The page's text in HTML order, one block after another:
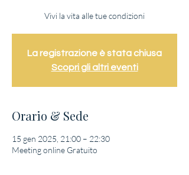
Vivi la vita alle tue condizioni
La registrazione è stata chiusa
Scopri gli altri eventi
Orario & Sede
15 gen 2025, 21:00 – 22:30
Meeting online Gratuito